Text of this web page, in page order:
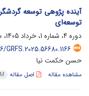
آینده‌ پژوهی توسعه
توسعه‌ای
دوره 4، شماره 1، خرداد 1405، صفحه
GRFS.2025.56680.1166
حسن حکمت نیا
مشاهده مقاله اصل مقاله